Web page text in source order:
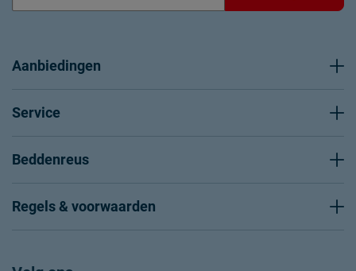
Aanbiedingen
Service
Beddenreus
Regels & voorwaarden